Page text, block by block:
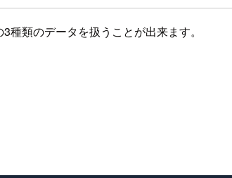
類のデータを扱うことが出来ます。